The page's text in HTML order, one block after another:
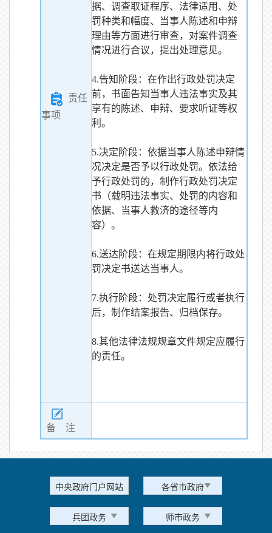
责任
事项
据、调查取证程序、法律适用、处
罚种类和幅度、当事人陈述和申辩
理由等方面进行审查，对案件调查
情况进行合议，提出处理意见。
4.告知阶段：在作出行政处罚决定
前，书面告知当事人违法事实及其
享有的陈述、申辩、要求听证等权
利。
5.决定阶段：依据当事人陈述申辩情
况决定是否予以行政处罚。依法给
予行政处罚的，制作行政处罚决定
书（载明违法事实、处罚的内容和
依据、当事人救济的途径等内
容）。
6.送达阶段：在规定期限内将行政处
罚决定书送达当事人。
7.执行阶段：处罚决定履行或者执行
后，制作结案报告、归档保存。
8.其他法律法规规章文件规定应履行
的责任。
备 注
中央政府门户网站 各省市政府
兵团政务 师市政务